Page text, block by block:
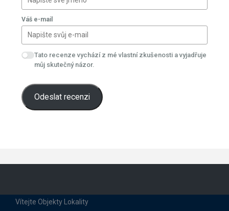
Váš e-mail
Tato recenze vychází z mé vlastní zkušenosti a vyjadřuje
můj skutečný názor.
Odeslat recenzi
Vítejte Objekty Lokality